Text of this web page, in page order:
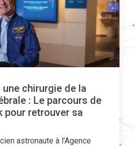
une chirurgie de la
: Le parcours de
pour retrouver sa
astronaute à l’Agence